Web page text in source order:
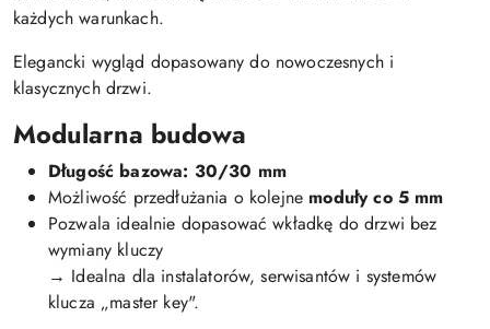
każdych warunkach.
Elegancki wygląd dopasowany do nowoczesnych i
klasycznych drzwi.
Modularna budowa
Długość bazowa: 30/30 mm
Możliwość przedłużania o kolejne moduły co 5 mm
Pozwala idealnie dopasować wkładkę do drzwi bez
wymiany kluczy
→ Idealna dla instalatorów, serwisantów i systemów
klucza „master key".